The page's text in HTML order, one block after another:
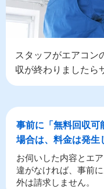
スタッフがエアコン
収が終わりましたら
事前に「無料回収可
場合は、料金は発生
お伺いした内容とエ
違がなければ、事前
外は請求しません。